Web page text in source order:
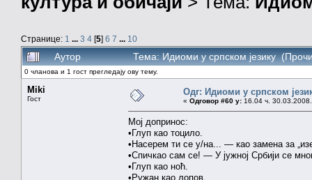
Странице: 1 ... 3 4 [5] 6 7 ... 10
Аутор Тема: Идиоми у српском језику
0 чланова и 1 гост прегледају ову тему.
Miki
Гост
Одг: Идиоми у српском
« Одговор #60 у: 16.04 ч.
Мој допринос:
•Глуп као тоцило.
•Насерем ти се у/на... — као замена за
•Спичкао сам се! — У јужној Србији се
•Глуп као ноћ.
•Ружан као лопов.